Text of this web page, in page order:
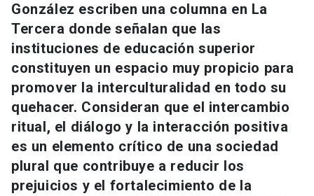
Información para keyboard_arrow_down
Futuros estudiantes
Estudiantes
Académicos
Personal
Alumni launch
Go to english site launch
ACCESOS DIRECTOS
Admisión launch
Mi Cuenta UC launch
Correo UC
González escriben una columna en La
Tercera donde señalan que las
instituciones de educación superior
constituyen un espacio muy propicio para
promover la interculturalidad en todo su
quehacer. Consideran que el intercambio
ritual, el diálogo y la interacción positiva
es un elemento crítico de una sociedad
plural que contribuye a reducir los
prejuicios y el fortalecimiento de la